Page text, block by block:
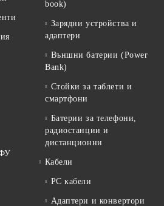
book)
Зарядни устройства и
адаптери
Външни батерии (Power
Bank)
Стойки за таблети и
смартфони
Батерии за телефони,
радиостанции и
дистанционни
Кабели
PC кабели
Адаптери и конвертори